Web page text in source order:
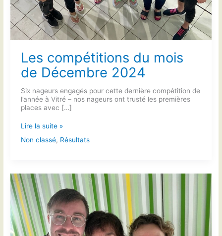
Les compétitions du mois
de Décembre 2024
Six nageurs engagés pour cette dernière compétition de
l’année à Vitré – nos nageurs ont trusté les premières
places avec […]
Les
du
2024
Lire la suite »
Non classé, Résultats